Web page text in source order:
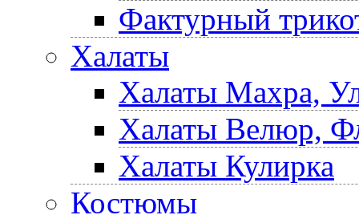
Фактурный
Халаты
Халаты Махра,
Халаты Велюр,
Халаты Кулирка
Костюмы